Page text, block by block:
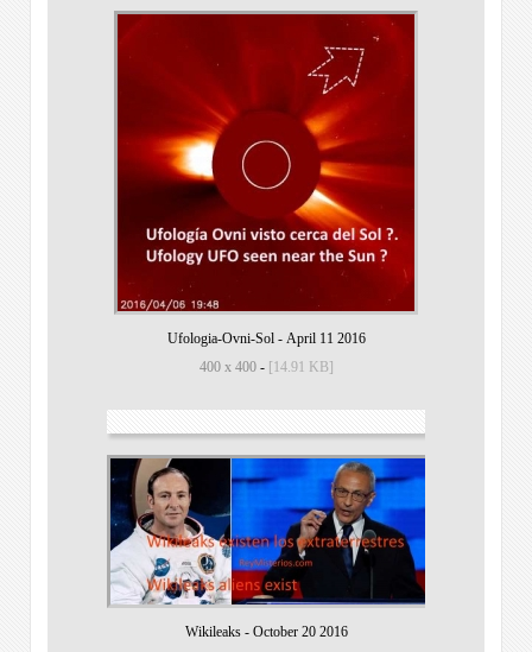
Ufologia-Ovni-Sol- April 11 2016
400 x 400- [14.91 KB]
Wikileaks- October 20 2016